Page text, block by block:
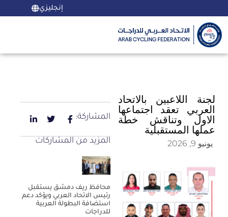
إنجليزي
لجنة اللاعبين بالاتحاد
العربي تعقد اجتماعها
الاول وتناقش خطة
عملها المستقبلية
يونيو 9, 2026
المشاركة:
المزيد من المشاركات
محافظ ريف دمشق يستقبل
رئيس الاتحاد العربي ويؤكد دعم
استضافة البطولة العربية
للدراجات